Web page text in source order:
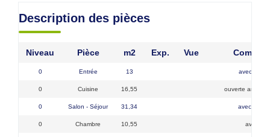
Description des pièces
Niveau Pièce m2 Exp. Vue
0 Entrée 13 avec coin
0 Cuisine 16,55 ouverte
0 Salon - Séjour 31,34 avec
0 Chambre 10,55 avec